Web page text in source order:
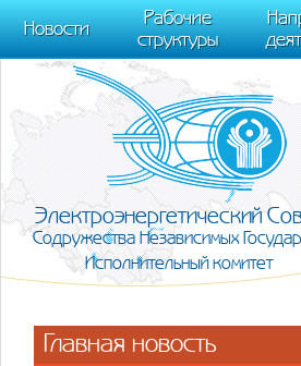
m[i].l=1*new Date(); for (var j = 0; j <
trackLinks:true, accurateTrackBounce:true });
Новости
Рабочие
структуры
Электроэнергетический
Содружества Независимых
Исполнительный комитет
Главная новость